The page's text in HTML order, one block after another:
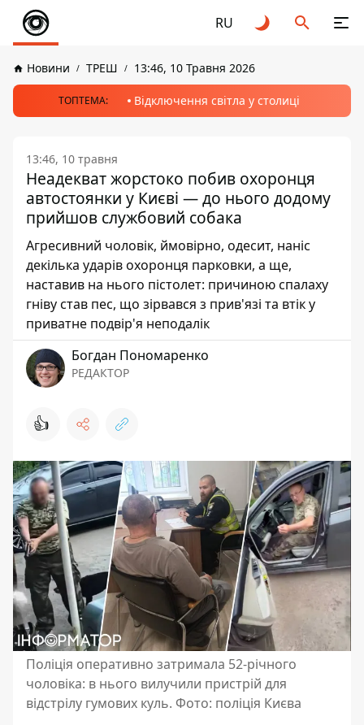
RU
Новини ТРЕШ 13:46, 10 Травня 2026
ТОПТЕМА: Відключення світла у столиці
13:46, 10 травня
Неадекват жорстоко побив охоронця
автостоянки у Києві — до нього додому
прийшов службовий собака
Агресивний чоловік, ймовірно, одесит, наніс
декілька ударів охоронця парковки, а ще,
наставив на нього пістолет: причиною спалаху
гніву став пес, що зірвався з прив'язі та втік у
приватне подвір'я неподалік
Богдан Пономаренко
РЕДАКТОР
👍
Поліція оперативно затримала 52-річного
чоловіка: в нього вилучили пристрій для
відстрілу гумових куль. Фото: поліція Києва